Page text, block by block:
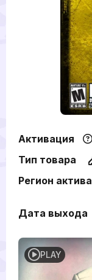
Активация
Тип товара
Регион
Дата выхода
PLAY